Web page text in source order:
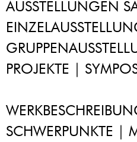
AUSSTELLUNGEN
PROJEKTE |
SCHWERPUNKTE |